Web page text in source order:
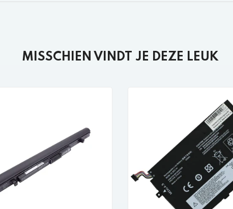
MISSCHIEN VINDT JE DEZE LEUK